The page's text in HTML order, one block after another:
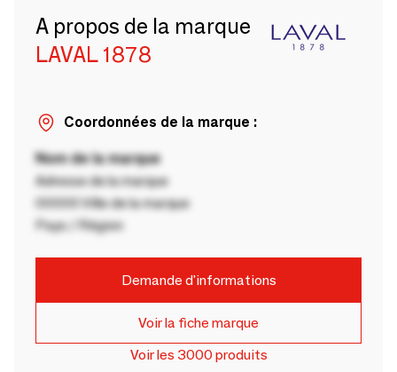
A propos de la marque
LAVAL 1878
Coordonnées de la marque :
Nom de la marque
Adresse de la marque
00000 Ville de la marque
Pays / Région
Demande d'informations
Voir la fiche marque
Voir les 3000 produits